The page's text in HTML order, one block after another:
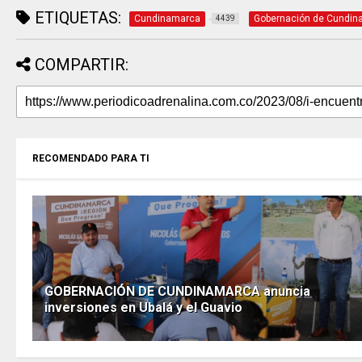
ETIQUETAS: Cundinamarca 4439 Gobernación de
COMPARTIR:
RECOMENDADO PARA TI
GOBERNACIÓN DE CUNDINAMARCA anuncia
inversiones en Ubalá y el Guavio